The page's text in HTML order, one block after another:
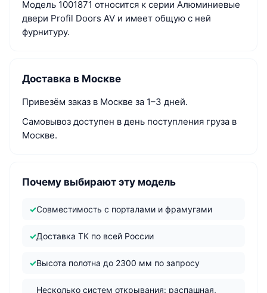
Модель 1001871 относится к серии Алюминиевые
двери Profil Doors AV и имеет общую с ней
фурнитуру.
Доставка в Москве
Привезём заказ в Москве за 1–3 дней.
Самовывоз доступен в день поступления груза в
Москве.
Почему выбирают эту модель
Совместимость с порталами и фрамугами
Доставка ТК по всей России
Высота полотна до 2300 мм по запросу
Несколько систем открывания: распашная,